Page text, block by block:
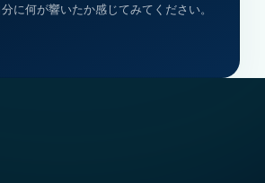
に何が響いたか感じてみてください。